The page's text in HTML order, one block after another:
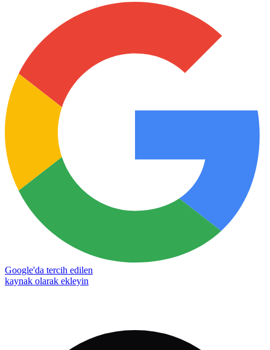
Google'da tercih edilen
kaynak olarak ekleyin